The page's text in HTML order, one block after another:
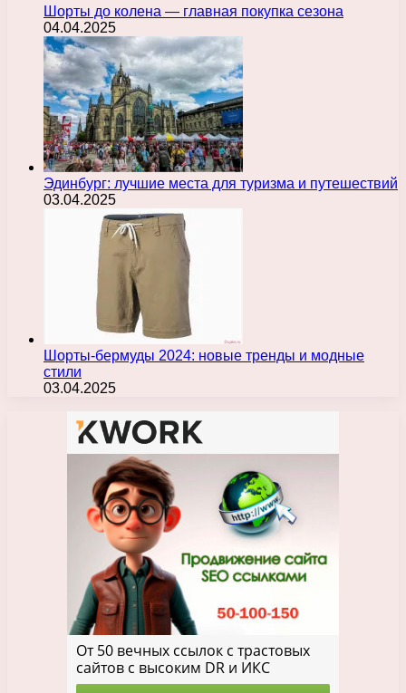
Шорты до колена — главная покупка сезона
04.04.2025
Эдинбург: лучшие места для туризма и путешествий
03.04.2025
Шорты-бермуды 2024: новые тренды и модные
стили
03.04.2025